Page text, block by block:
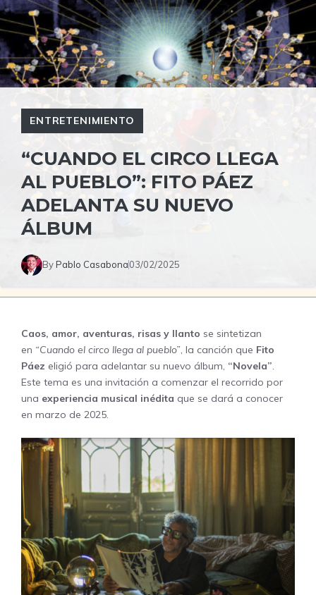
ENTRETENIMIENTO
“CUANDO EL CIRCO LLEGA
AL PUEBLO”: FITO PÁEZ
ADELANTA SU NUEVO
ÁLBUM
ByPablo Casabona03/02/2025
Caos, amor, aventuras, risas y llanto se sintetizan
en “Cuando el circo llega al pueblo”, la canción que Fito
Páez eligió para adelantar su nuevo álbum, “Novela”.
Este tema es una invitación a comenzar el recorrido por
una experiencia musical inédita que se dará a conocer
en marzo de 2025.